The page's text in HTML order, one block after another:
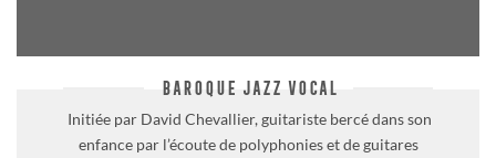
BAROQUE JAZZ VOCAL
Initiée par David Chevallier, guitariste bercé dans son
enfance par l’écoute de polyphonies et de guitares